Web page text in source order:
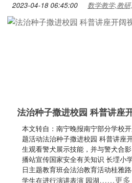
2023-04-18 06:45:00 数学教学,教
法治种子撒进校园 科普讲座
本文转自：南宁晚报南宁部分学校
题活动法治种子撒进校园 科普讲座
生观看警犬展示技能，并与警犬合
播站宣传国家安全有关知识 长堽小
日主题教育班会法治教育活动桂雅
学生在进行演讲表演 园湖……更多